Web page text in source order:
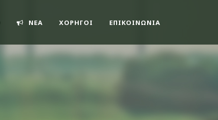
ΝΕΑ ΧΟΡΗΓΟΙ ΕΠΙΚΟΙΝΩΝΊΑ